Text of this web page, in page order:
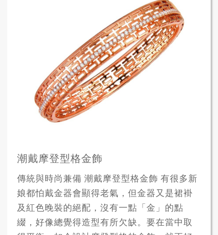
潮戴摩登型格金飾
傳統與時尚兼備 潮戴摩登型格金飾 有很多新
娘都怕戴金器會顯得老氣，但金器又是裙褂
及紅色晚裝的絕配，沒有一點「金」的點
綴，好像總覺得造型有所欠缺。要在當中取